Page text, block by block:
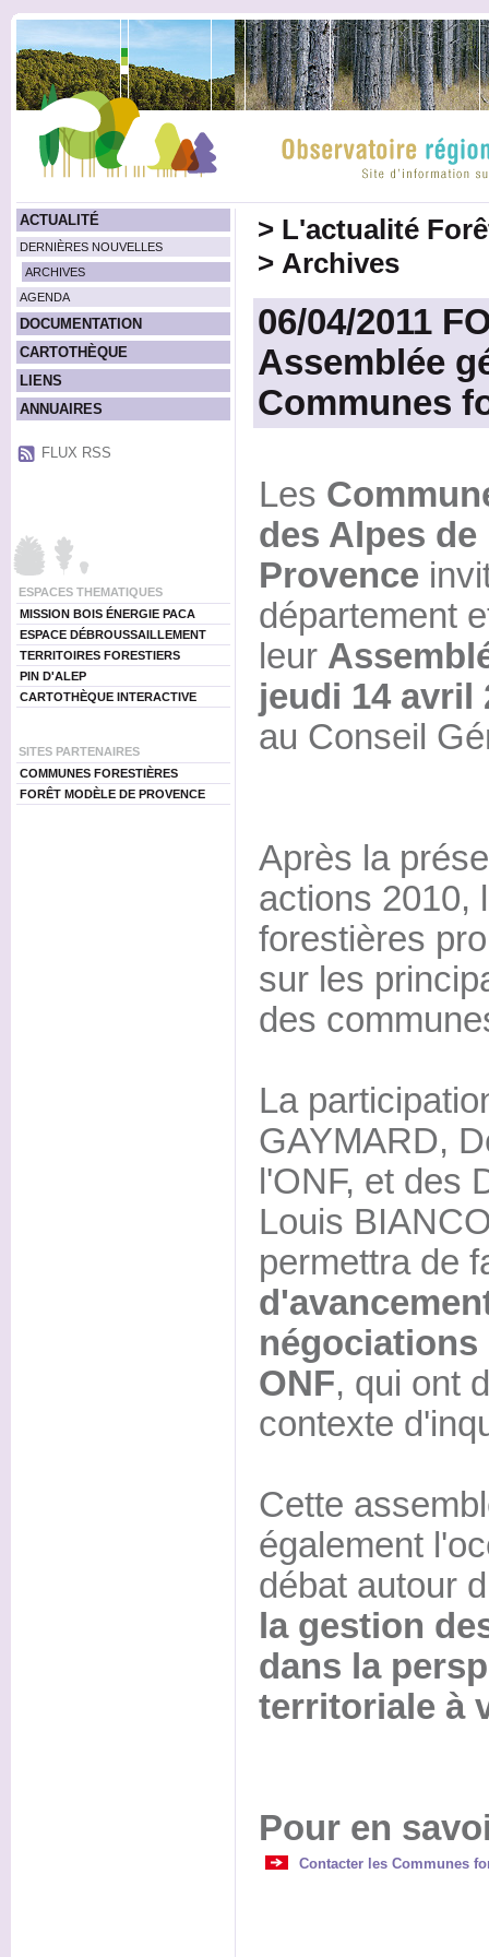
ACTUALITÉ
DERNIÈRES NOUVELLES
ARCHIVES
AGENDA
DOCUMENTATION
CARTOTHÈQUE
LIENS
ANNUAIRES
FLUX RSS
ESPACES THEMATIQUES
MISSION BOIS ÉNERGIE PACA
ESPACE DÉBROUSSAILLEMENT
TERRITOIRES FORESTIERS
PIN D'ALEP
CARTOTHÈQUE INTERACTIVE
SITES PARTENAIRES
COMMUNES FORESTIÈRES
FORÊT MODÈLE DE PROVENCE
> L'actualité
> Archives
06/04/2011
Assemblée
Communes
Les
des Alpes de
Provence
département
leur
jeudi 14 avril
au Conseil
Après la
actions 2010,
forestières
sur les
des
La
GAYMARD,
l'ONF, et des
Louis
permettra de
ONF, qui ont
contexte
Cette
également
débat autour
la gestion
dans la
territoriale à
Pour en
Contacter les Communes